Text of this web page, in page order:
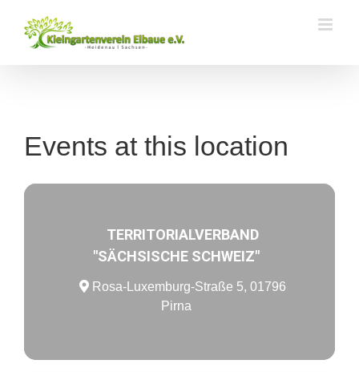
Inhalt
springen
Events at this location
TERRITORIALVERBAND
"SÄCHSISCHE SCHWEIZ"
Rosa-Luxemburg-Straße 5, 01796
Pirna